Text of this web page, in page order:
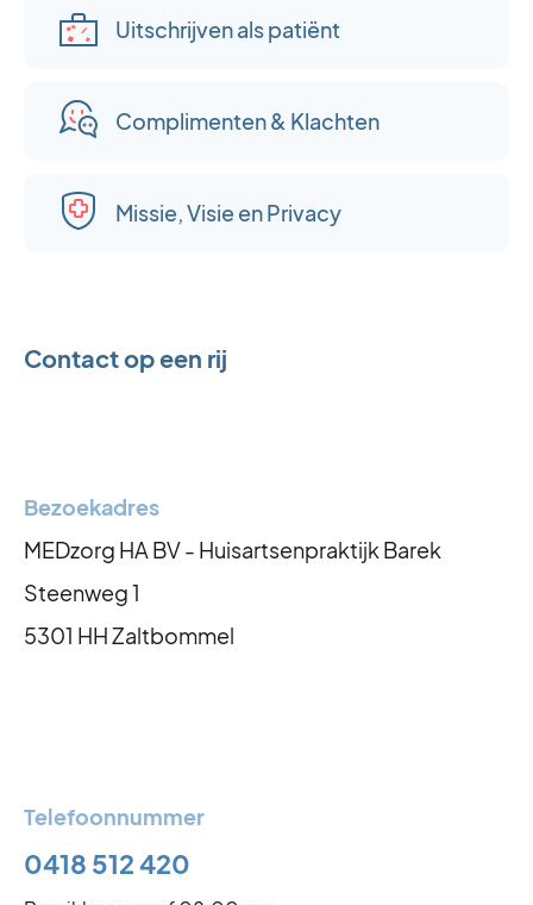
Uitschrijven als patiënt
Complimenten & Klachten
Missie, Visie en Privacy
Contact op een rij
Bezoekadres
MEDzorg HA BV - Huisartsenpraktijk Barek
Steenweg 1
5301 HH Zaltbommel
Telefoonnummer
0418 512 420